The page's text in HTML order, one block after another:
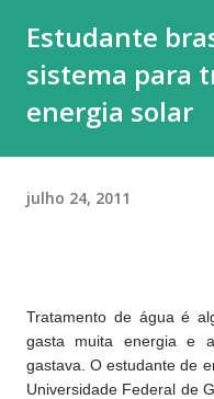
Estudante
sistema para
energia solar
julho 24, 2011
Tratamento de água é
gasta muita energia e
gastava. O estudante de
Universidade Federal de